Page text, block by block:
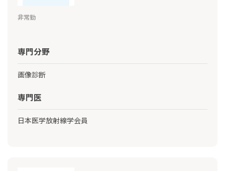
非常勤
専門分野
画像診断
専門医
日本医学放射線学会員